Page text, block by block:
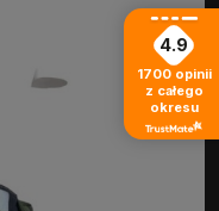
4.9
1700 opinii
z całego
okresu